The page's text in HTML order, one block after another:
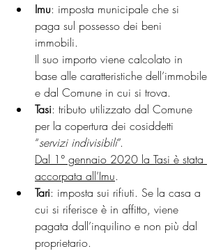
Imu: imposta municipale che si
paga sul possesso dei beni
immobili.
Il suo importo viene calcolato in
base alle caratteristiche dell’immobile
e dal Comune in cui si trova.
Tasi: tributo utilizzato dal Comune
per la copertura dei cosiddetti
“servizi indivisibili”.
Dal 1° gennaio 2020 la Tasi è stata
accorpata all’Imu.
Tari: imposta sui rifiuti. Se la casa a
cui si riferisce è in affitto, viene
pagata dall’inquilino e non più dal
proprietario.